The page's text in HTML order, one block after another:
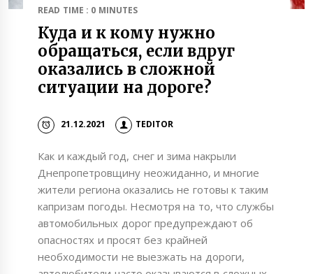
READ TIME : 0 MINUTES
Куда и к кому нужно
обращаться, если вдруг
оказались в сложной
ситуации на дороге?
21.12.2021 TEDITOR
Как и каждый год, снег и зима накрыли
Днепропетровщину неожиданно, и многие
жители региона оказались не готовы к таким
капризам погоды. Несмотря на то, что службы
автомобильных дорог предупреждают об
опасностях и просят без крайней
необходимости не выезжать на дороги,